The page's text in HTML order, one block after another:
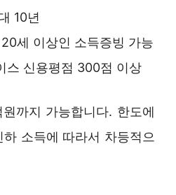
10년
세 이상인 소득증빙 가능
스 신용평점 300점 이상
까지 가능합니다. 한도에
소득에 따라서 차등적으